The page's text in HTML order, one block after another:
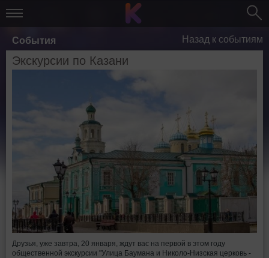
События Назад к событиям
Экскурсии по Казани
Друзья, уже завтра, 20 января, ждут вас на первой в этом году
общественной экскурсии "Улица Баумана и Николо-Низская церковь -